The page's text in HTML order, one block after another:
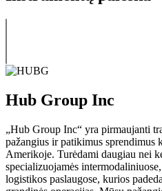
Hub Group Inc
„Hub Group Inc“ yra pirmaujanti
pažangius ir patikimus sprendimus
Amerikoje. Turėdami daugiau nei
specializuojamės
logistikos paslaugose, kurios